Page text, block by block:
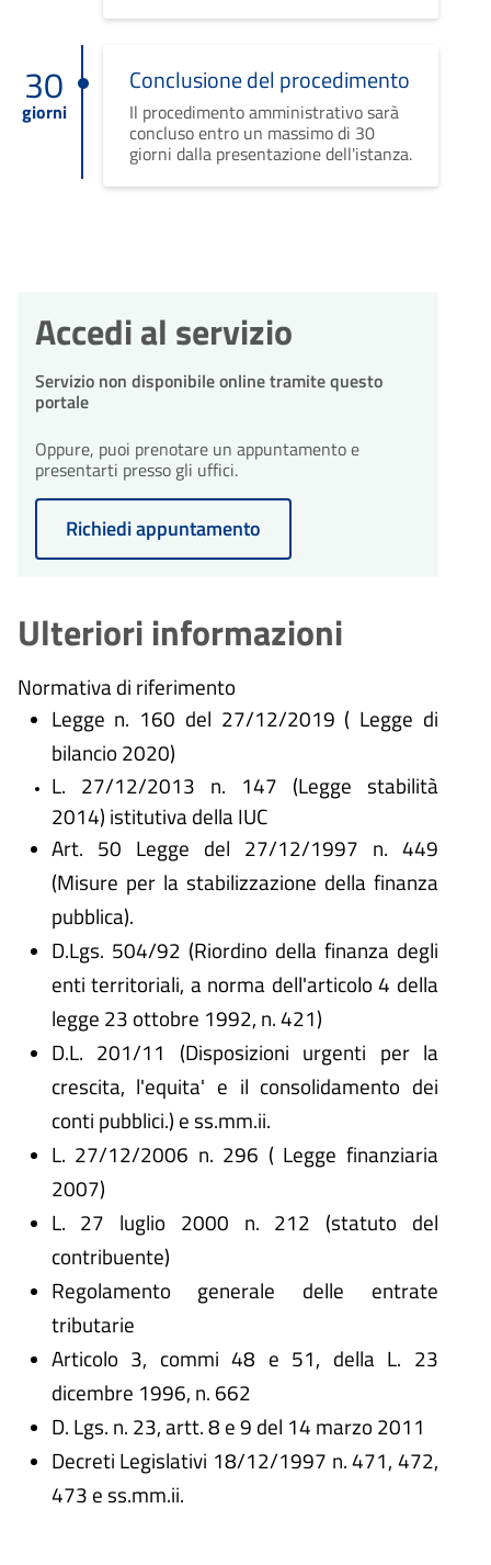
30
giorni
Conclusione del procedimento
Il procedimento amministrativo sarà
concluso entro un massimo di 30
giorni dalla presentazione dell'istanza.
Accedi al servizio
Servizio non disponibile online tramite questo
portale
Oppure, puoi prenotare un appuntamento e
presentarti presso gli uffici.
Richiedi appuntamento
Ulteriori informazioni
Normativa di riferimento
Legge n. 160 del 27/12/2019 ( Legge di
bilancio 2020)
L. 27/12/2013 n. 147 (Legge stabilità
2014) istitutiva della IUC
Art. 50 Legge del 27/12/1997 n. 449
(Misure per la stabilizzazione della finanza
pubblica).
D.Lgs. 504/92 (Riordino della finanza degli
enti territoriali, a norma dell'articolo 4 della
legge 23 ottobre 1992, n. 421)
D.L. 201/11 (Disposizioni urgenti per la
crescita, l'equita' e il consolidamento dei
conti pubblici.) e ss.mm.ii.
L. 27/12/2006 n. 296 ( Legge finanziaria
2007)
L. 27 luglio 2000 n. 212 (statuto del
contribuente)
Regolamento generale delle entrate
tributarie
Articolo 3, commi 48 e 51, della L. 23
dicembre 1996, n. 662
D. Lgs. n. 23, artt. 8 e 9 del 14 marzo 2011
Decreti Legislativi 18/12/1997 n. 471, 472,
473 e ss.mm.ii.